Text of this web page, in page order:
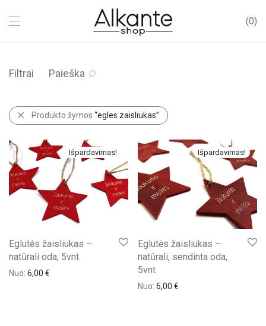
0
Filtrai Paieška
Produkto žymos “egles zaisliukas”
Išpardavimas!
Eglutės žaisliukas –
natūrali oda, 5vnt
Nuo: 6,00 €
Išpardavimas!
Eglutės žaisliukas –
natūrali, sendinta oda,
5vnt
Nuo: 6,00 €